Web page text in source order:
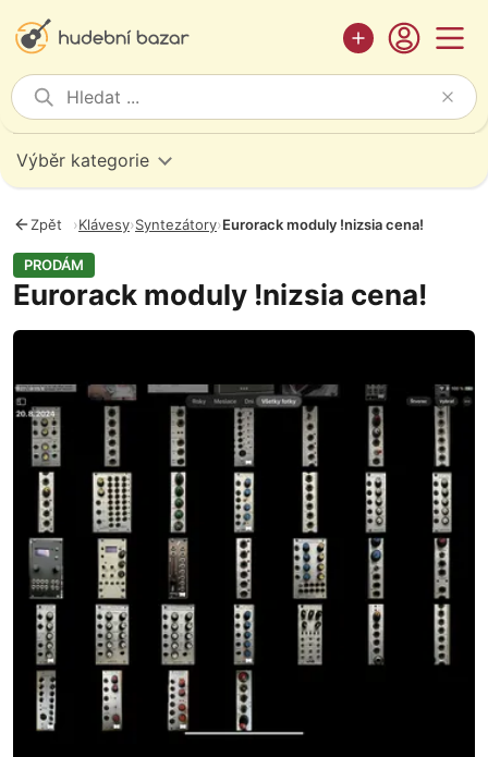
Výběr kategorie
Zpět ›Klávesy›Syntezátory›Eurorack moduly !nizsia cena!
PRODÁM
Eurorack moduly !nizsia cena!
Fotografie